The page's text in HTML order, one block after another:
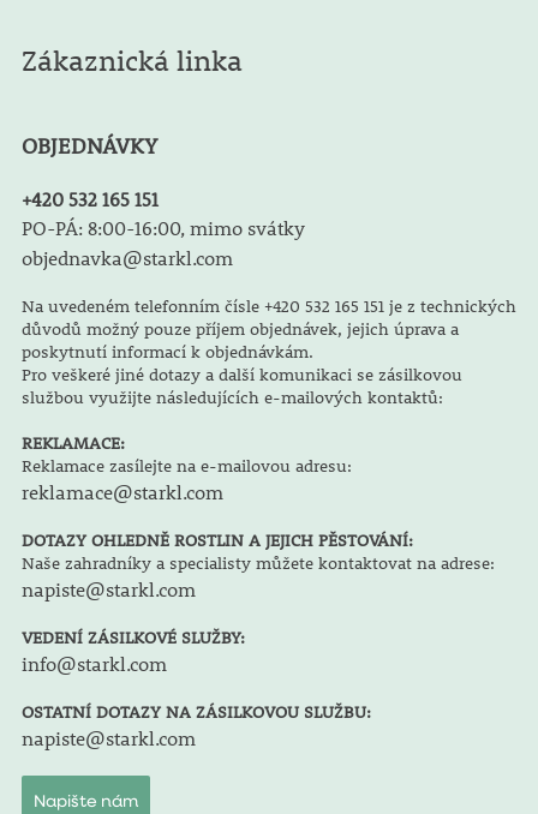
Zákaznická linka
OBJEDNÁVKY
+420 532 165 151
PO-PÁ: 8:00-16:00, mimo svátky
objednavka@starkl.com
Na uvedeném telefonním čísle +420 532 165 151 je z technických
důvodů možný pouze příjem objednávek, jejich úprava a
poskytnutí informací k objednávkám.
Pro veškeré jiné dotazy a další komunikaci se zásilkovou
službou využijte následujících e-mailových kontaktů:
REKLAMACE:
Reklamace zasílejte na e-mailovou adresu:
reklamace@starkl.com
DOTAZY OHLEDNĚ ROSTLIN A JEJICH PĚSTOVÁNÍ:
Naše zahradníky a specialisty můžete kontaktovat na adrese:
napiste@starkl.com
VEDENÍ ZÁSILKOVÉ SLUŽBY:
info@starkl.com
OSTATNÍ DOTAZY NA ZÁSILKOVOU SLUŽBU:
napiste@starkl.com
Napište nám